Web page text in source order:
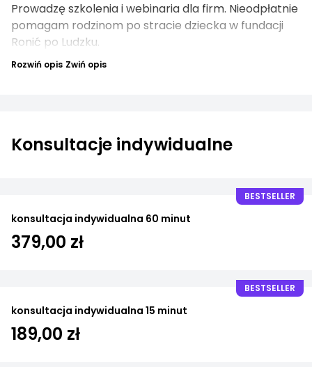
Prowadzę szkolenia i webinaria dla firm. Nieodpłatnie
pomagam rodzinom po stracie dziecka w fundacji
Ronić po Ludzku.
Rozwiń opis Zwiń opis
Konsultacje indywidualne
BESTSELLER
konsultacja indywidualna 60 minut
379,00 zł
BESTSELLER
konsultacja indywidualna 15 minut
189,00 zł